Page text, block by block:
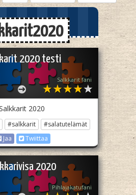
2020 testi
Salkkarit fani
2020
#salkkarit
#salatutelämät
Jaa
Twiittaa
2020
Pihlajakatufani